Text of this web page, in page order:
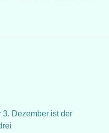
Dezember ist der